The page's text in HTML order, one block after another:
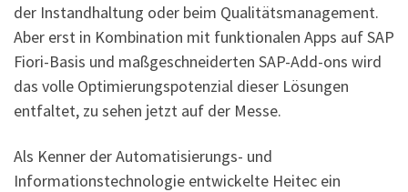
der Instandhaltung oder beim Qualitätsmanagement.
Aber erst in Kombination mit funktionalen Apps auf SAP
Fiori-Basis und maßgeschneiderten SAP-Add-ons wird
das volle Optimierungspotenzial dieser Lösungen
entfaltet, zu sehen jetzt auf der Messe.
Als Kenner der Automatisierungs- und
Informationstechnologie entwickelte Heitec ein